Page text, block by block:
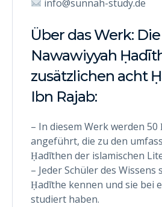
info@sunnah-study.de
Über das Werk:
Nawawiyyah
zusätzlichen acht
Ibn Rajab:
– In diesem Werk werden 50
angeführt, die zu den
Ḥadīthen der islamischen
– Jeder Schüler des Wissens
Ḥadīthe kennen und sie bei
studiert haben.